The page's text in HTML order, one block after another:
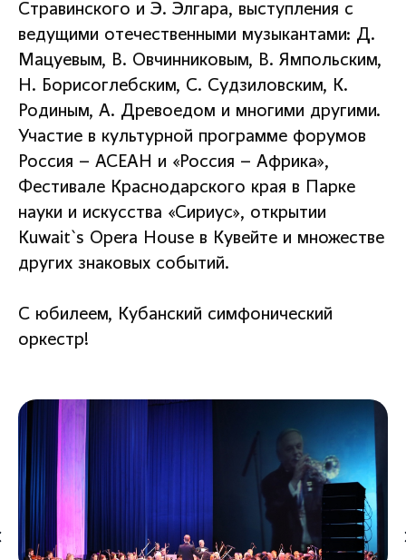
Стравинского и Э. Элгара, выступления с
ведущими отечественными музыкантами: Д.
Мацуевым, В. Овчинниковым, В. Ямпольским,
Н. Борисоглебским, С. Судзиловским, К.
Родиным, А. Древоедом и многими другими.
Участие в культурной программе форумов
Россия – АСЕАН и «Россия – Африка»,
Фестивале Краснодарского края в Парке
науки и искусства «Сириус», открытии
Kuwait`s Opera House в Кувейте и множестве
других знаковых событий.
С юбилеем, Кубанский симфонический
оркестр!